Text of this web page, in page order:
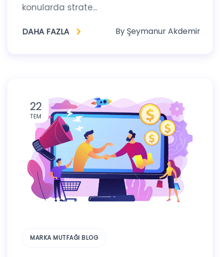
konularda strate...
DAHA FAZLA By Şeymanur Akdemir
22
TEM
MARKA MUTFAĞI BLOG